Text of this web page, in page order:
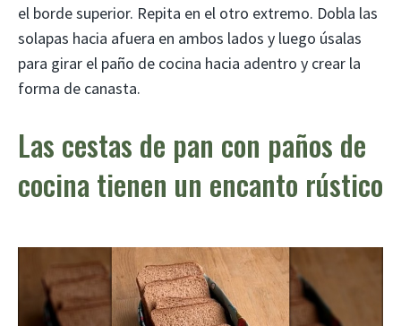
el borde superior. Repita en el otro extremo. Dobla las
solapas hacia afuera en ambos lados y luego úsalas
para girar el paño de cocina hacia adentro y crear la
forma de canasta.
Las cestas de pan con paños de
cocina tienen un encanto rústico